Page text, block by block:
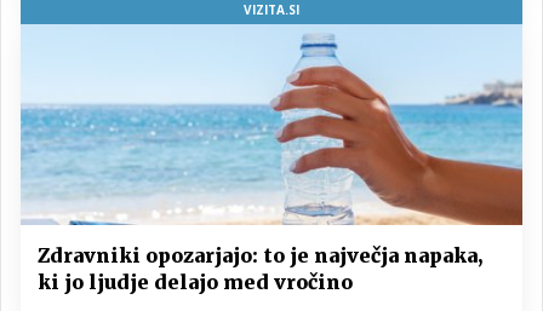
VIZITA.SI
Zdravniki opozarjajo: to je največja napaka,
ki jo ljudje delajo med vročino